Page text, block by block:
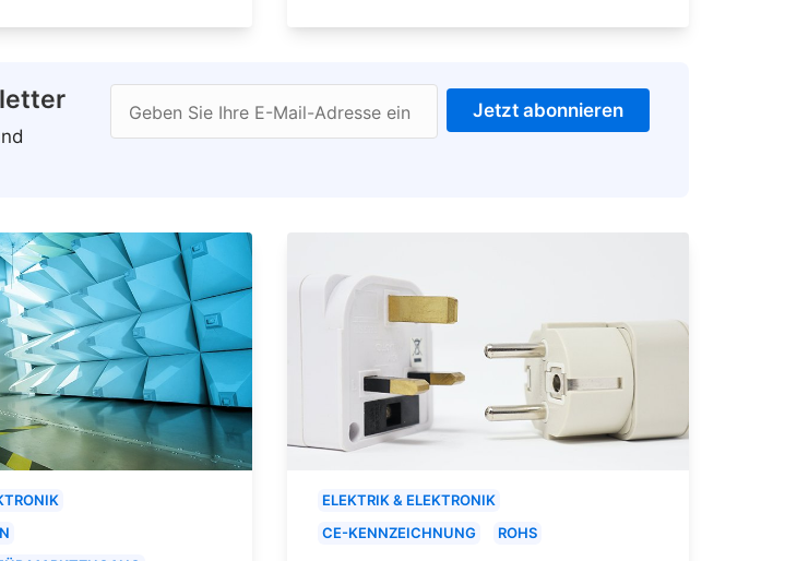
Geben Sie Ihre E-Mail-Adresse ein Jetzt abonnieren
ELEKTRIK & ELEKTRONIK
CE-KENNZEICHNUNG
ROHS